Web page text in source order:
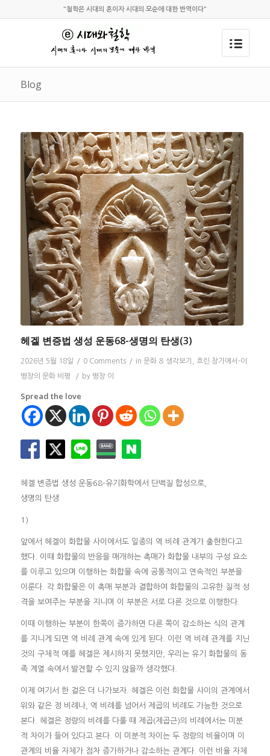
"철학은 시대의 혼이자 시대의 모순에 대한 반역이다"
Blog
헤겔 변증법 생성 운동68-생명의 탄생(3)
2026년 5월 18일 / 0 Comments / in 문화 & 생각보기 흐린 창가에서-이
병창의 문화 비평 / by 병창 이
Spread the love
헤겔 변증법 생성 운동68-유기화학에서 단백질 합성으로,
생명의 탄생
1)
앞에서 헤겔이 화합물 사이에서도 일종의 역 비례 관계가 출현한다고
했다. 이때 화합물의 반응을 매개하는 촉매가 화합물 내부의 구성 요소
를 이루고 있으며 이행하는 화합물 속에 공통적이고 연속적인 부분을
이룬다. 각 화합물은 이 촉매 부분과 결합하여 화합물의 고유한 질적 성
격을 보여주는 부분을 지니며 이 부분은 서로 다른 것으로 이행한다.
이때 이행하는 부분이 한쪽이 증가하면 다른 쪽이 감소하는 식의 관계
를 지니게 되면 역 비례 관계 속에 있게 된다. 이런 역 비례 관계를 지닌
것의 구체적 예를 헤겔은 제시하지 못했지만, 우리는 유기 화합물의 동
족 계열 속에서 발견할 수 있지 않을까 생각했다.
이제 여기서 한 걸은 더 나가보자. 헤겔은 이런 화합물 사이의 관계에서
위와 같은 정 비례나, 역 비례를 넘어서 제곱의 비례도 가능한 것으로
본다. 헤겔은 정량의 비례를 다룰 때 제곱(제곱근)의 비례에서는 미분
적 차이가 들어 있다고 본다. 이 미분적 차이는 두 정량의 비율이며 이
관계의 비율 자체가 점차 증가하거나 감소하는 관계다. 이런 비율 자체